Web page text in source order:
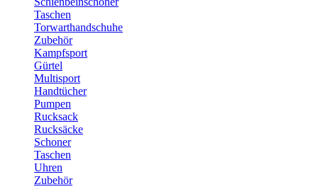
Taschen
Torwarthandschuhe
Zubehör
Kampfsport
Gürtel
Multisport
Handtücher
Pumpen
Rucksack
Rucksäcke
Schoner
Taschen
Uhren
Zubehör